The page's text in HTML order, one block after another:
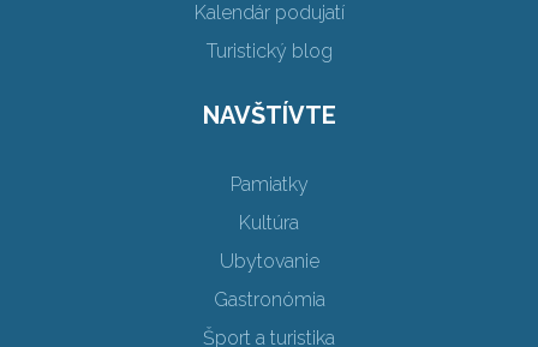
Kalendár podujatí
Turistický blog
NAVŠTÍVTE
Pamiatky
Kultúra
Ubytovanie
Gastronómia
Šport a turistika